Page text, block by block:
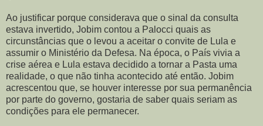
Ao justificar porque considerava que o sinal da consulta
estava invertido, Jobim contou a Palocci quais as
circunstâncias que o levou a aceitar o convite de Lula e
assumir o Ministério da Defesa. Na época, o País vivia a
crise aérea e Lula estava decidido a tornar a Pasta uma
realidade, o que não tinha acontecido até então. Jobim
acrescentou que, se houver interesse por sua permanência
por parte do governo, gostaria de saber quais seriam as
condições para ele permanecer.